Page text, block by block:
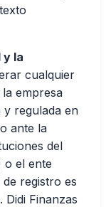
y la
cualquier
empresa
y regulada en
ante la
del
o el ente
registro es
Didi Finanzas